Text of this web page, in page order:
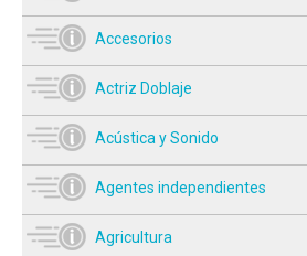
Accesorios
Actriz Doblaje
Acústica y Sonido
Agentes independientes
Agricultura